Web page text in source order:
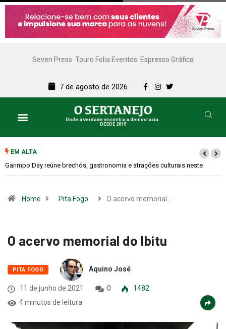
Seven Press Touro Folia Eventos Espresso Gráfica
7 de agosto de 2026
Onde a verdade encontra a democracia.
DESDE 2015
EM ALTA
Bugonia transforma paranoia e conspiração em um suspense imprevisível
Home Pita Fogo O acervo memorial…
O acervo memorial do Ibitu
PITA FOGO Aquino José
11 de junho de 2021 0
1482
4 minutos de leitura